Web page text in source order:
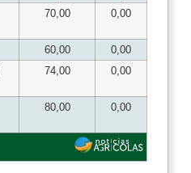
70,00 0,00
60,00
0,00
74,00 0,00
80,00 0,00